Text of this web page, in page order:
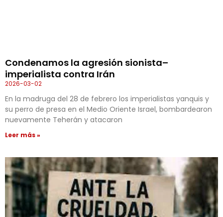
Condenamos la agresión sionista–
imperialista contra Irán
2026-03-02
En la madruga del 28 de febrero los imperialistas yanquis y
su perro de presa en el Medio Oriente Israel, bombardearon
nuevamente Teherán y atacaron
Leer más »